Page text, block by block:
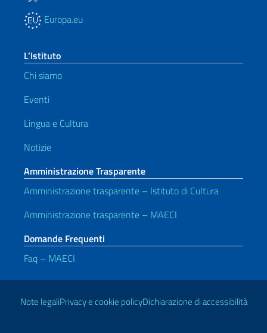
Europa.eu
L’Istituto
Chi siamo
Eventi
Lingua e Cultura
Notizie
Amministrazione Trasparente
Amministrazione trasparente – Istituto di Cultura
Amministrazione trasparente – MAECI
Domande Frequenti
Faq – MAECI
Link Utili
Note legaliPrivacy e cookie policyDichiarazione di accessibilità